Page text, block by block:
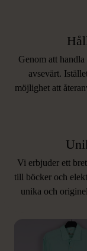
Genom att
avsevärt.
möjlighet att
Vi erbjuder ett
till böcker och
unika och
Hitta